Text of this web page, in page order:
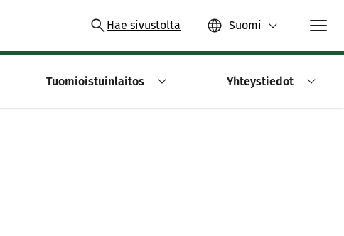
Hae sivustolta Suomi
Tuomioistuinlaitos Yhteystiedot